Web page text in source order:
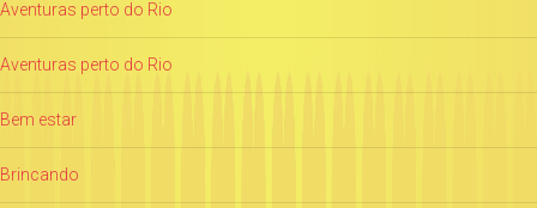
Aventuras perto do Rio
Aventuras perto do Rio
Bem estar
Brincando